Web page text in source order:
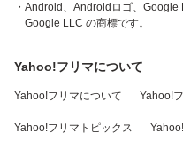
・Android、Androidロゴ、Google
Google LLC の商標です。
Yahoo!フリマについて
Yahoo!フリマについて Yahoo!
Yahoo!フリマトピックス